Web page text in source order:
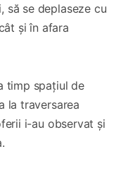
să se deplaseze cu
și în afara
timp spațiul de
la traversarea
i-au observat și